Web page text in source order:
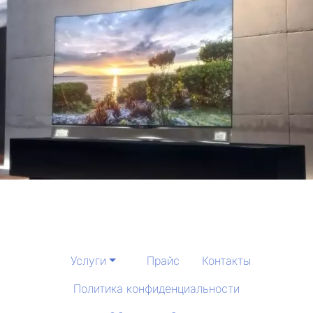
Услуги Прайс
Контакты
Политика конфиденциальности